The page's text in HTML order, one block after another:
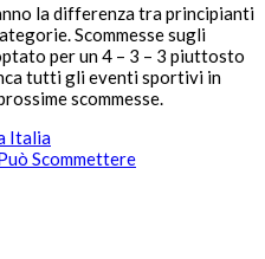
la differenza tra principianti
Scommesse sugli
per un 4 – 3 – 3 piuttosto
tutti gli eventi sportivi in
scommesse.
Italia
Scommettere